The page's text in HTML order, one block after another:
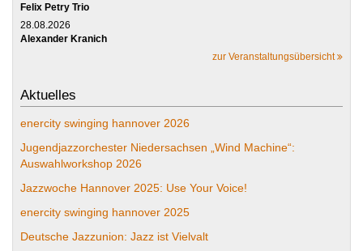
Felix Petry Trio
28.08.2026
Alexander Kranich
zur Veranstaltungsübersicht
Aktuelles
enercity swinging hannover 2026
Jugendjazzorchester Niedersachsen „Wind Machine“:
Auswahlworkshop 2026
Jazzwoche Hannover 2025: Use Your Voice!
enercity swinging hannover 2025
Deutsche Jazzunion: Jazz ist Vielvalt